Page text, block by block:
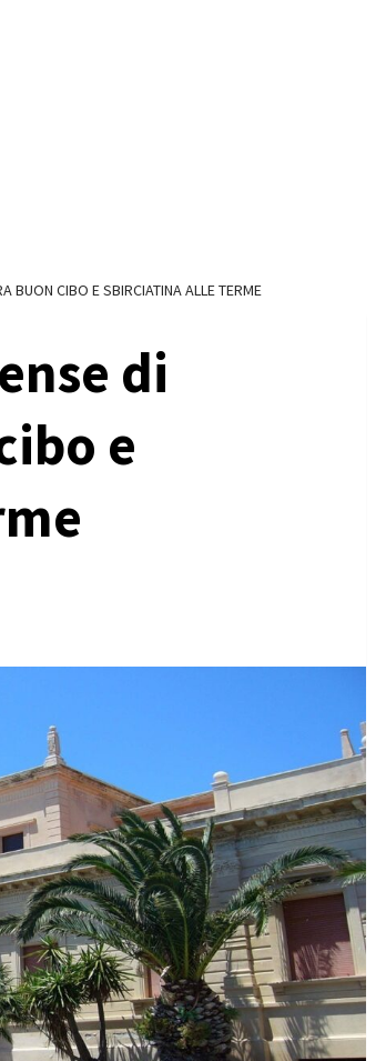
BUON CIBO E SBIRCIATINA ALLE TERME
di
e